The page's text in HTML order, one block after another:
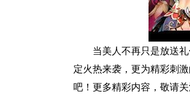
当美人不再只是放送
定火热来袭，更为精彩刺
吧！更多精彩内容，敬请关